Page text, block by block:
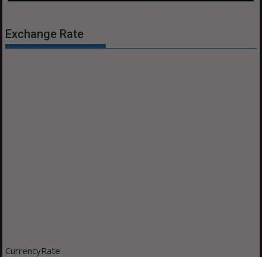
Exchange Rate
CurrencyRate